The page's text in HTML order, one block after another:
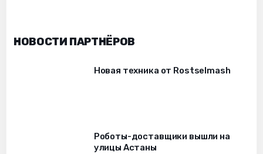
НОВОСТИ ПАРТНЁРОВ
Новая техника от Rostselmash
Роботы-доставщики вышли на
улицы Астаны